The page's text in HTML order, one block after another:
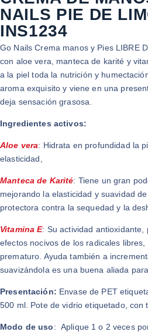
NAILS PIE DE
INS1234
Go Nails Crema manos y Pies LIBRE
con aloe vera, manteca de karité y
a la piel toda la nutrición y
aroma exquisito y viene en una
deja sensación grasosa.
Ingredientes activos:
Aloe vera: Hidrata en profundidad la
elasticidad,
Manteca de Karité: Tiene un gran
mejorando la elasticidad y suavidad
protectora contra la sequedad y la
Vitamina E: Su actividad
efectos nocivos de los radicales
prematuro. Ayuda también a
suavizándola es una buena aliada
Presentación: Envase de PET
500 ml. Pote de vidrio etiquetado, con
Modo de uso: Aplique 1 o 2 veces